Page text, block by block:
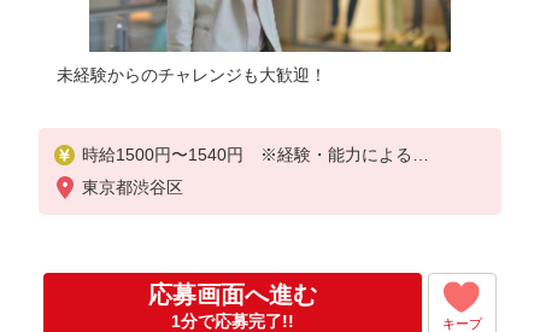
未経験からのチャレンジも大歓迎！
時給1500円〜1540円 ※経験・能力による
時給1500円×8h×22日＝264,000円（週5日）時給150
東京都渋谷区
応募画面へ進む
1分で応募完了!! キープ